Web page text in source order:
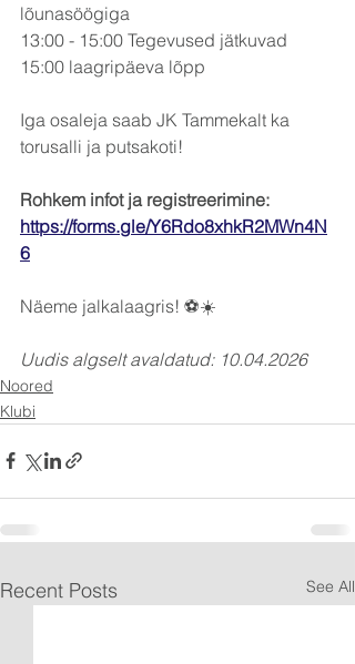
lõunasöögiga
13:00 - 15:00 Tegevused jätkuvad
15:00 laagripäeva lõpp
Iga osaleja saab JK Tammekalt ka
torusalli ja putsakoti!
Rohkem infot ja registreerimine:
https://forms.gle/Y6Rdo8xhkR2MWn4N
6
Näeme jalkalaagris! ⚽☀️
Uudis algselt avaldatud: 10.04.2026
Noored
Klubi
Recent Posts See All